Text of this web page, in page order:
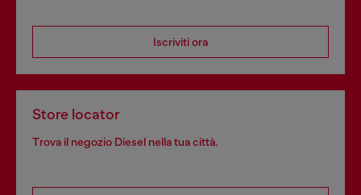
Iscriviti ora
Store locator
Trova il negozio Diesel nella tua città.